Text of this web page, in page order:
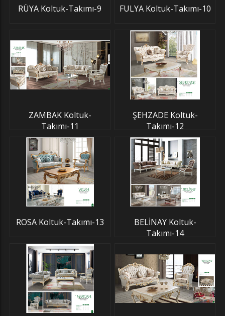
RÜYA Koltuk-Takımı-9 FULYA Koltuk-Takımı-10
ZAMBAK Koltuk-
Takımı-11
ŞEHZADE Koltuk-
Takımı-12
ROSA Koltuk-Takımı-13
BELİNAY Koltuk-
Takımı-14